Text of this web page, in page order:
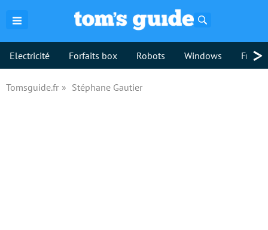
Electricité Forfaits box Robots Windows >
Tomsguide.fr Stéphane Gautier